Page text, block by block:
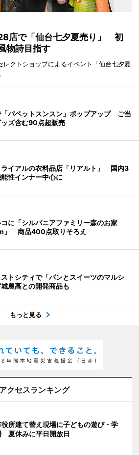
店で「仙台七夕夏売り」 初
物詩目指す
レクトショップによるイベント「仙台七夕夏
パペットスンスン」ポップアップ ご当
ズ含む90点超販売
ライアルの衣料品店「リアルト」 国内3
性インナー中心に
に「シルバニアファミリー森のお家
」 商品400点取りそろえ
トシティで「パンとスイーツのマルシ
農高との開発商品も
もっと見る
アクセスランキング
所建て替え現場に子どもの遊び・学
夏休みに平日開放日